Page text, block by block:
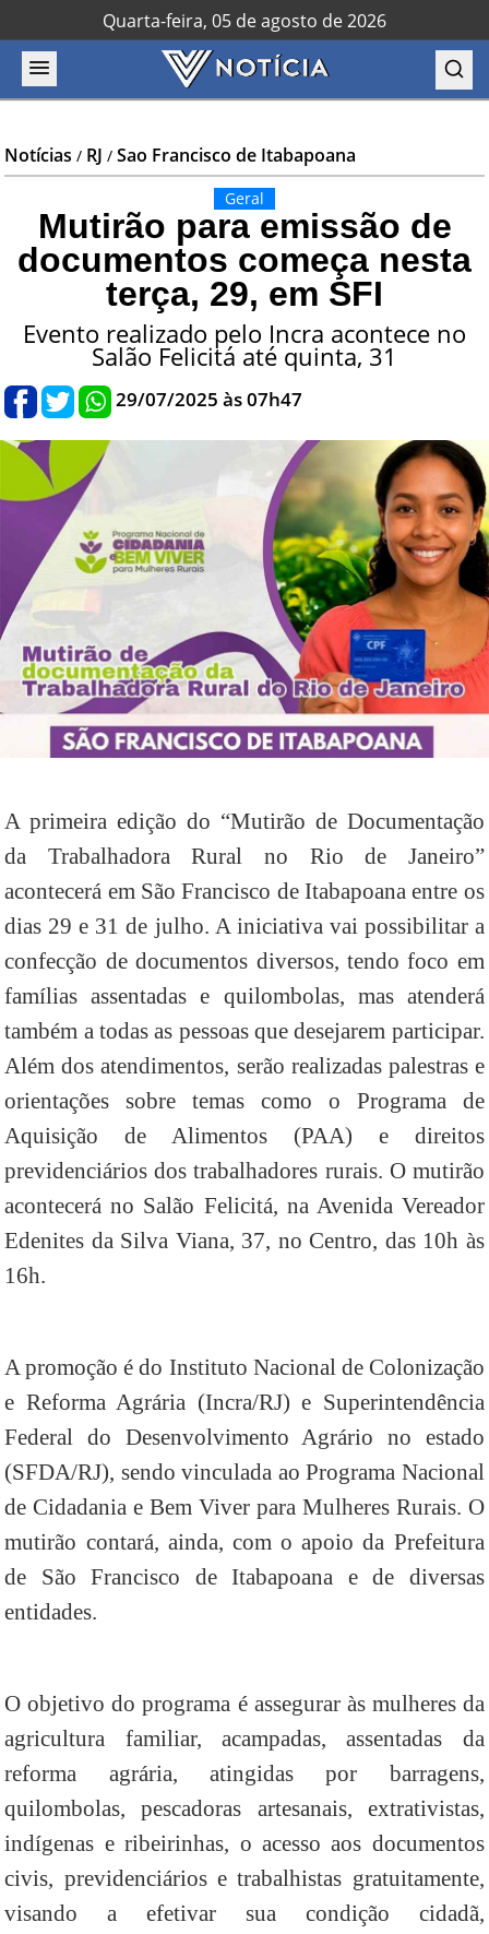
Quarta-feira, 05 de agosto de 2026
Notícias / RJ /Sao Francisco de Itabapoana
Geral
Mutirão para emissão de
documentos começa nesta
terça, 29, em SFI
Evento realizado pelo Incra acontece no
Salão Felicitá até quinta, 31
29/07/2025 às 07h47
A primeira edição do “Mutirão de Documentação
da Trabalhadora Rural no Rio de Janeiro”
acontecerá em São Francisco de Itabapoana entre os
dias 29 e 31 de julho. A iniciativa vai possibilitar a
confecção de documentos diversos, tendo foco em
famílias assentadas e quilombolas, mas atenderá
também a todas as pessoas que desejarem participar.
Além dos atendimentos, serão realizadas palestras e
orientações sobre temas como o Programa de
Aquisição de Alimentos (PAA) e direitos
previdenciários dos trabalhadores rurais. O mutirão
acontecerá no Salão Felicitá, na Avenida Vereador
Edenites da Silva Viana, 37, no Centro, das 10h às
16h.
A promoção é do Instituto Nacional de Colonização
e Reforma Agrária (Incra/RJ) e Superintendência
Federal do Desenvolvimento Agrário no estado
(SFDA/RJ), sendo vinculada ao Programa Nacional
de Cidadania e Bem Viver para Mulheres Rurais. O
mutirão contará, ainda, com o apoio da Prefeitura
de São Francisco de Itabapoana e de diversas
entidades.
O objetivo do programa é assegurar às mulheres da
agricultura familiar, acampadas, assentadas da
reforma agrária, atingidas por barragens,
quilombolas, pescadoras artesanais, extrativistas,
indígenas e ribeirinhas, o acesso aos documentos
civis, previdenciários e trabalhistas gratuitamente,
visando a efetivar sua condição cidadã,